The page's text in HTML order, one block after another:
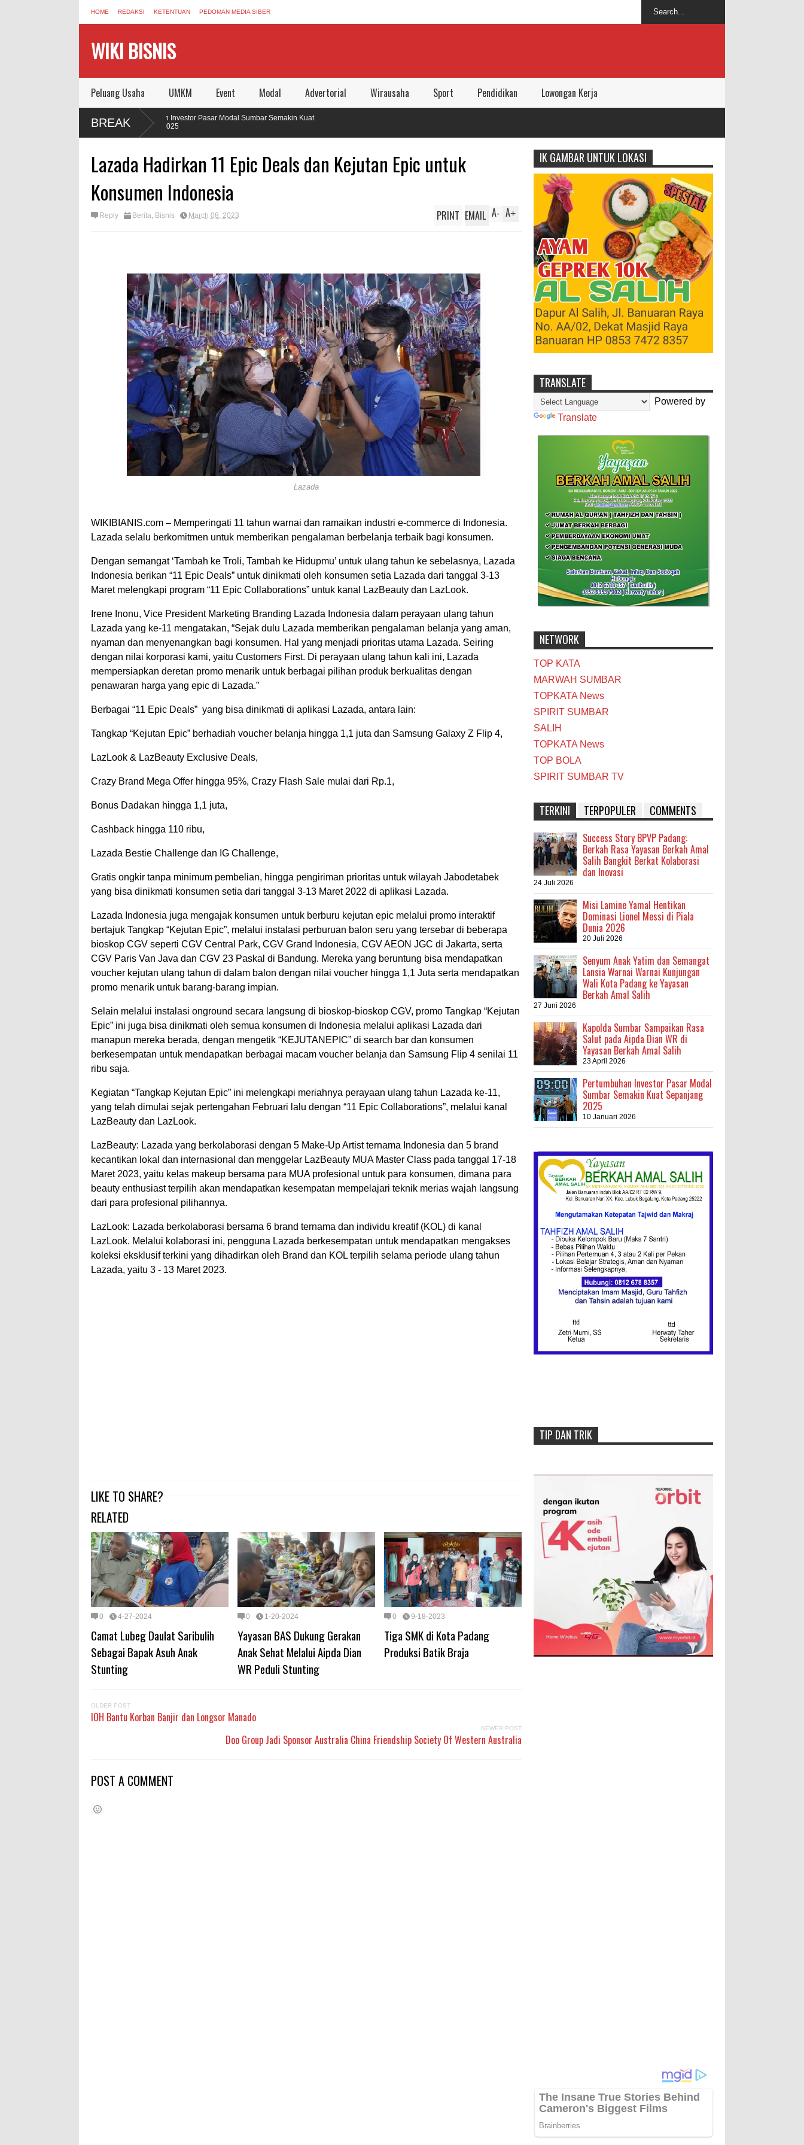
HOME REDAKSI KETENTUAN PEDOMAN MEDIA SIBER
WIKI BISNIS
Peluang Usaha UMKM Event Modal Advertorial Wirausaha Sport Pendidikan Lowongan Kerja
BREAK
Pertumbuhan Investor Pasar Modal Sumbar Semakin Kuat
Lazada Hadirkan 11 Epic Deals dan Kejutan Epic untuk
Konsumen Indonesia
Reply Berita, Bisnis March 08, 2023 A+
A-
PRINT EMAIL
Lazada
WIKIBIANIS.com – Memperingati 11 tahun warnai dan ramaikan industri e-commerce di Indonesia.
Lazada selalu berkomitmen untuk memberikan pengalaman berbelanja terbaik bagi konsumen.
Dengan semangat ‘Tambah ke Troli, Tambah ke Hidupmu’ untuk ulang tahun ke sebelasnya, Lazada
Indonesia berikan “11 Epic Deals” untuk dinikmati oleh konsumen setia Lazada dari tanggal 3-13
Maret melengkapi program “11 Epic Collaborations” untuk kanal LazBeauty dan LazLook.
Irene Inonu, Vice President Marketing Branding Lazada Indonesia dalam perayaan ulang tahun
Lazada yang ke-11 mengatakan, “Sejak dulu Lazada memberikan pengalaman belanja yang aman,
nyaman dan menyenangkan bagi konsumen. Hal yang menjadi prioritas utama Lazada. Seiring
dengan nilai korporasi kami, yaitu Customers First. Di perayaan ulang tahun kali ini, Lazada
mempersiapkan deretan promo menarik untuk berbagai pilihan produk berkualitas dengan
penawaran harga yang epic di Lazada.”
Berbagai “11 Epic Deals” yang bisa dinikmati di aplikasi Lazada, antara lain:
Tangkap “Kejutan Epic” berhadiah voucher belanja hingga 1,1 juta dan Samsung Galaxy Z Flip 4,
LazLook & LazBeauty Exclusive Deals,
Crazy Brand Mega Offer hingga 95%, Crazy Flash Sale mulai dari Rp.1,
Bonus Dadakan hingga 1,1 juta,
Cashback hingga 110 ribu,
Lazada Bestie Challenge dan IG Challenge,
Gratis ongkir tanpa minimum pembelian, hingga pengiriman prioritas untuk wilayah Jabodetabek
yang bisa dinikmati konsumen setia dari tanggal 3-13 Maret 2022 di aplikasi Lazada.
Lazada Indonesia juga mengajak konsumen untuk berburu kejutan epic melalui promo interaktif
bertajuk Tangkap “Kejutan Epic”, melalui instalasi perburuan balon seru yang tersebar di beberapa
bioskop CGV seperti CGV Central Park, CGV Grand Indonesia, CGV AEON JGC di Jakarta, serta
CGV Paris Van Java dan CGV 23 Paskal di Bandung. Mereka yang beruntung bisa mendapatkan
voucher kejutan ulang tahun di dalam balon dengan nilai voucher hingga 1,1 Juta serta mendapatkan
promo menarik untuk barang-barang impian.
Selain melalui instalasi onground secara langsung di bioskop-bioskop CGV, promo Tangkap “Kejutan
Epic” ini juga bisa dinikmati oleh semua konsumen di Indonesia melalui aplikasi Lazada dari
manapun mereka berada, dengan mengetik “KEJUTANEPIC” di search bar dan konsumen
berkesempatan untuk mendapatkan berbagai macam voucher belanja dan Samsung Flip 4 senilai 11
ribu saja.
Kegiatan “Tangkap Kejutan Epic” ini melengkapi meriahnya perayaan ulang tahun Lazada ke-11,
yang telah dimulai sejak pertengahan Februari lalu dengan “11 Epic Collaborations”, melalui kanal
LazBeauty dan LazLook.
LazBeauty: Lazada yang berkolaborasi dengan 5 Make-Up Artist ternama Indonesia dan 5 brand
kecantikan lokal dan internasional dan menggelar LazBeauty MUA Master Class pada tanggal 17-18
Maret 2023, yaitu kelas makeup bersama para MUA profesional untuk para konsumen, dimana para
beauty enthusiast terpilih akan mendapatkan kesempatan mempelajari teknik merias wajah langsung
dari para profesional pilihannya.
LazLook: Lazada berkolaborasi bersama 6 brand ternama dan individu kreatif (KOL) di kanal
LazLook. Melalui kolaborasi ini, pengguna Lazada berkesempatan untuk mendapatkan mengakses
koleksi eksklusif terkini yang dihadirkan oleh Brand dan KOL terpilih selama periode ulang tahun
Lazada, yaitu 3 - 13 Maret 2023.
LIKE TO SHARE?
RELATED
0 4-27-2024
Camat Lubeg Daulat Saribulih
Sebagai Bapak Asuh Anak
Stunting
0 1-20-2024
Yayasan BAS Dukung Gerakan
Anak Sehat Melalui Aipda Dian
WR Peduli Stunting
0 9-18-2023
Tiga SMK di Kota Padang
Produksi Batik Braja
OLDER POST
IOH Bantu Korban Banjir dan Longsor Manado
NEWER POST
Doo Group Jadi Sponsor Australia China Friendship Society Of Western Australia
POST A COMMENT
IK GAMBAR UNTUK LOKASI
TRANSLATE
Powered by
Translate
NETWORK
TOP KATA
MARWAH SUMBAR
TOPKATA News
SPIRIT SUMBAR
SALIH
TOPKATA News
TOP BOLA
SPIRIT SUMBAR TV
TERKINI TERPOPULER COMMENTS
Success Story BPVP Padang:
Berkah Rasa Yayasan Berkah Amal
Salih Bangkit Berkat Kolaborasi
dan Inovasi
24 Juli 2026
Misi Lamine Yamal Hentikan
Dominasi Lionel Messi di Piala
Dunia 2026
20 Juli 2026
Senyum Anak Yatim dan Semangat
Lansia Warnai Warnai Kunjungan
Wali Kota Padang ke Yayasan
Berkah Amal Salih
27 Juni 2026
Kapolda Sumbar Sampaikan Rasa
Salut pada Aipda Dian WR di
Yayasan Berkah Amal Salih
23 April 2026
Pertumbuhan Investor Pasar Modal
Sumbar Semakin Kuat Sepanjang
2025
10 Januari 2026
Kebakaran Hebat, Israel Dapat
Cobaan
Ini Resep Bubur Terik, Kuliner
Khas Jawa Tengah
Ketentuan
Redaksi
Menang, Semen Padang FC
TIP DAN TRIK